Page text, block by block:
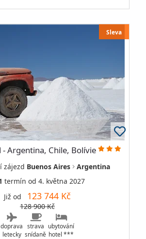
Sleva
Argentina, Chile, Bolívie
zájezd Buenos Aires
Argentina
termín od 4. května 2027
Již od 123 744 Kč
128 900 Kč
doprava
letecky
strava
snídaně
ubytování
hotel ***